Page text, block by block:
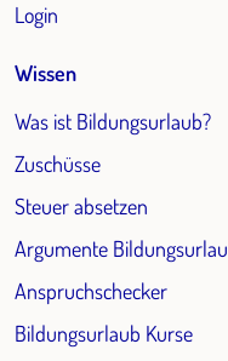
Login
Wissen
Was ist Bildungsurlaub?
Zuschüsse
Steuer absetzen
Argumente
Anspruchschecker
Bildungsurlaub Kurse